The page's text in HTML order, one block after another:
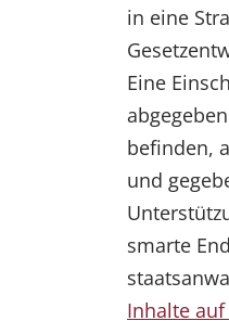
in eine
Eine
befinden,
und
smarte
Inhalte